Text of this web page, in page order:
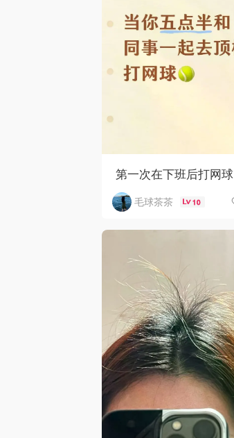
第一次在下班后打网球
毛球茶茶 10